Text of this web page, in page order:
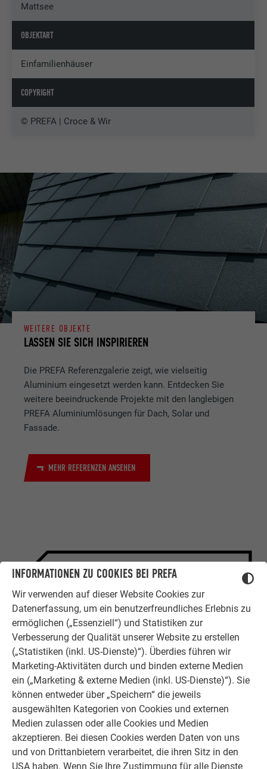
INFORMATIONEN ZU COOKIES BEI PREFA
Wir verwenden auf dieser Website Cookies zur
Datenerfassung, um ein benutzerfreundliches Erlebnis zu
ermöglichen („Essenziell“) und Statistiken zur
Verbesserung der Qualität unserer Website zu erstellen
(„Statistiken (inkl. US-Dienste)“). Überdies führen wir
Marketing-Aktivitäten durch und binden externe Medien
ein („Marketing & externe Medien (inkl. US-Dienste)“). Sie
können entweder über „Speichern“ die jeweils
ausgewählten Kategorien von Cookies und externen
Medien zulassen oder alle Cookies und Medien
akzeptieren. Bei diesen Cookies werden Daten von uns
und von Drittanbietern verarbeitet, die ihren Sitz in den
USA haben. Wenn Sie Ihre Zustimmung für alle Dienste
Mattsee
OBJEKTART
Einfamilienhäuser
COPYRIGHT
© PREFA | Croce & Wir
LASSEN SIE SICH INSPIRIEREN
WEITERE OBJEKTE
Die PREFA Referenzgalerie zeigt, wie vielseitig
Aluminium eingesetzt werden kann. Entdecken Sie
weitere beeindruckende Projekte mit den langlebigen
PREFA Aluminiumlösungen für Dach, Solar und
Fassade.
MEHR REFERENZEN ANSEHEN
ERFAHRUNGSBERICHTE
Ob Bauherr, Sanierer, Verarbeiter oder
Architekt - die Zufriedenheit all
unserer Kunden liegt uns am Herzen.
Deshalb versuchen wir als PREFA in
allen Phasen Ihres Projektes als
starker Begleiter zur Seite zu stehen.
Überzeugen Sie sich selbst!
WEITERLESEN